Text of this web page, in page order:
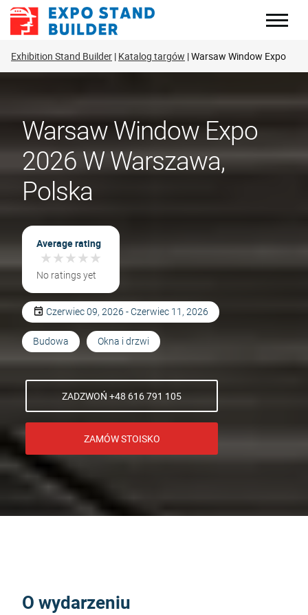
Skip
Exhibition Stand Builder Katalog targów Warsaw Window Expo
Warsaw Window Expo
2026 W Warszawa,
Polska
Average rating
★★★★★
★★★★★
No ratings yet
Czerwiec 09, 2026 - Czerwiec 11, 2026
Budowa Okna i drzwi
ZADZWOŃ +48 616 791 105
ZAMÓW STOISKO
O wydarzeniu